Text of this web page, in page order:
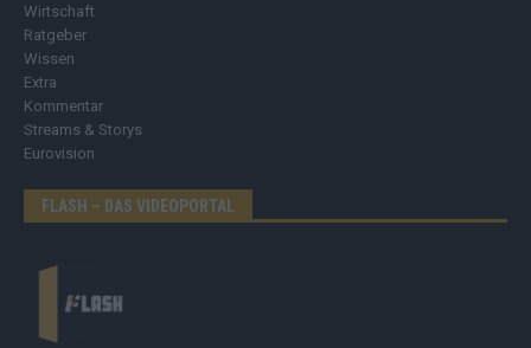
Wirtschaft
Ratgeber
Wissen
Extra
Kommentar
Streams & Storys
Eurovision
FLASH – DAS VIDEOPORTAL